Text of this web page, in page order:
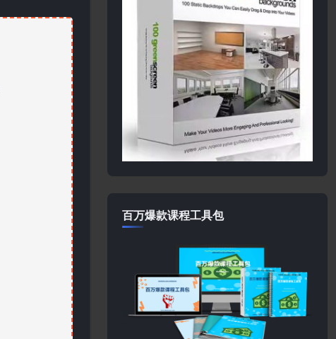
百万爆款课程工具包